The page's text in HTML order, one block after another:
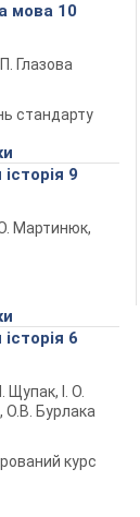
мова 10
Глазова
стандарту
9
Мартинюк,
6
Я. Щупак, І. О.
О.В. Бурлака
курс